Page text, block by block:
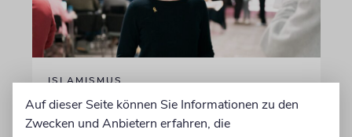
ISLAMISMUS
Tagesspiegel-Vorwürfe
gegen Karoline Preisler: Nun
Auf dieser Seite können Sie Informationen zu den
Zwecken und Anbietern erfahren, die